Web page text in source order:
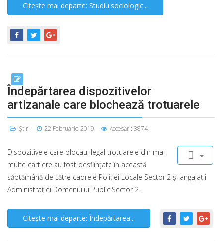
Citește mai departe: Studiu sociologic...
Îndepărtarea dispozitivelor
artizanale care blochează trotuarele
Știri 22 Februarie 2019 Accesări: 3874
Dispozitivele care blocau ilegal trotuarele din mai
multe cartiere au fost desfiinţate în această
săptămână de către cadrele Poliţiei Locale Sector 2 şi angajaţii
Administraţiei Domeniului Public Sector 2.
Citește mai departe: Îndepărtarea...